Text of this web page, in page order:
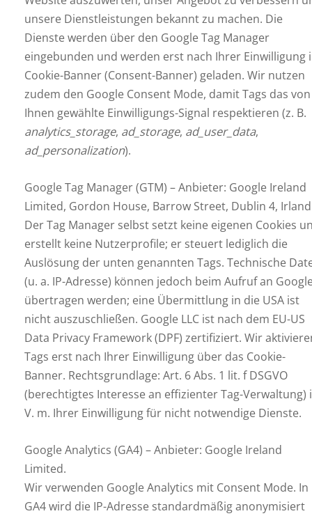
unsere Dienstleistungen bekannt zu machen. Die
Dienste werden über den Google Tag Manager
eingebunden und werden erst nach Ihrer Einwilligung
Cookie-Banner (Consent-Banner) geladen. Wir nutzen
zudem den Google Consent Mode, damit Tags das von
Ihnen gewählte Einwilligungs-Signal respektieren (z. B.
analytics_storage, ad_storage, ad_user_data,
ad_personalization).
Google Tag Manager (GTM) – Anbieter: Google Ireland
Limited, Gordon House, Barrow Street, Dublin 4,
Der Tag Manager selbst setzt keine eigenen Cookies
erstellt keine Nutzerprofile; er steuert lediglich die
Auslösung der unten genannten Tags. Technische
(u. a. IP-Adresse) können jedoch beim Aufruf an
übertragen werden; eine Übermittlung in die USA ist
nicht auszuschließen. Google LLC ist nach dem EU-US
Data Privacy Framework (DPF) zertifiziert. Wir
Tags erst nach Ihrer Einwilligung über das Cookie-
Banner. Rechtsgrundlage: Art. 6 Abs. 1 lit. f DSGVO
(berechtigtes Interesse an effizienter Tag-Verwaltung)
V. m. Ihrer Einwilligung für nicht notwendige Dienste.
Google Analytics (GA4) – Anbieter: Google Ireland
Limited.
Wir verwenden Google Analytics mit Consent Mode. In
GA4 wird die IP-Adresse standardmäßig anonymisiert